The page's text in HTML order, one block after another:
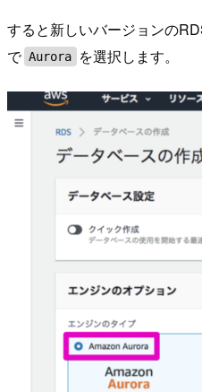
すると新しいバージョンの
で Aurora を選択します。